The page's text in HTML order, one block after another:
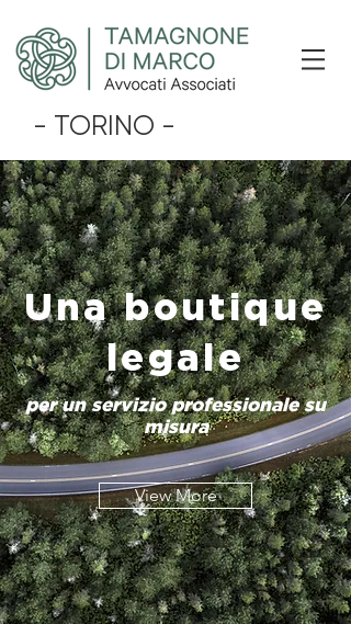
- TORINO -
Una boutique
legale
per un servizio professionale su
misura
View More